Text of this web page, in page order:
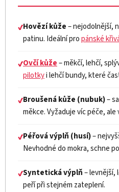
✔Hovězí kůže– nejodolnější,
patinu. Ideální propánské
✔Ovčí kůže– měkčí, lehčí,
pilotkyi lehčí bundy, které
✔Broušená kůže (nubuk)–
měkce. Vyžaduje víc péče, ale
✔Péřová výplň (husí)–
Nevhodné do mokra, schne
✔Syntetická výplň– levnější,
peří při stejném zateplení.